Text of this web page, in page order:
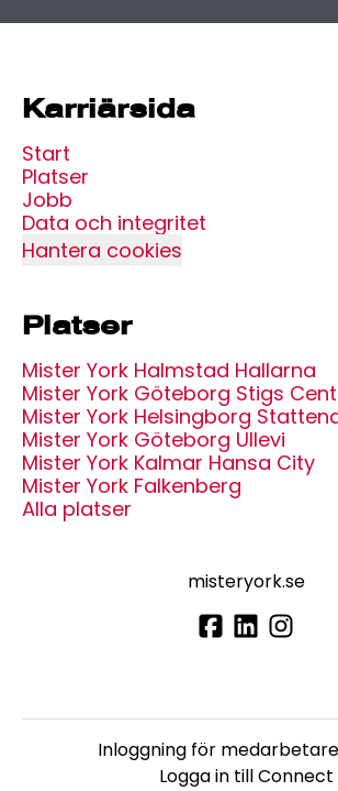
Karriärsida
Start
Platser
Jobb
Data och integritet
Hantera cookies
Platser
Mister York Halmstad Hallarna
Mister York Göteborg Stigs
Mister York Helsingborg
Mister York Göteborg Ullevi
Mister York Kalmar Hansa City
Mister York Falkenberg
Alla platser
misteryork.se
Inloggning för medarbetare
Logga in till Connect